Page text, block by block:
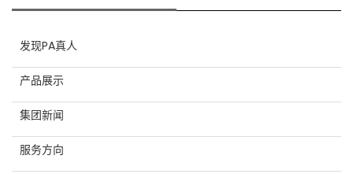
发现PA真人
产品展示
集团新闻
服务方向